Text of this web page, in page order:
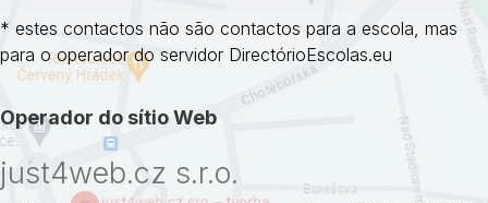
* estes contactos não são contactos para a escola, mas
para o operador do servidor DirectórioEscolas.eu
Operador do sítio Web
just4web.cz s.r.o.